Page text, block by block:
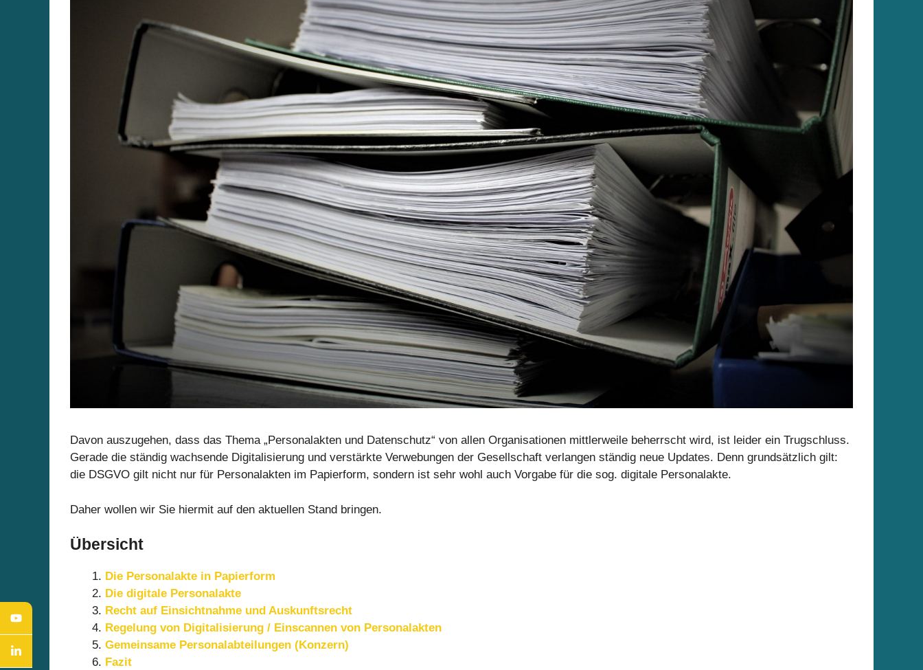
Davon auszugehen, dass das Thema „Personalakten und Datenschutz“ von allen Organisationen mittlerweile beherrscht wird, ist leider ein Trugschluss.
Gerade die ständig wachsende Digitalisierung und verstärkte Verwebungen der Gesellschaft verlangen ständig neue Updates. Denn grundsätzlich gilt:
die DSGVO gilt nicht nur für Personalakten im Papierform, sondern ist sehr wohl auch Vorgabe für die sog. digitale Personalakte.
Daher wollen wir Sie hiermit auf den aktuellen Stand bringen.
Übersicht
Die Personalakte in Papierform
Die digitale Personalakte
Recht auf Einsichtnahme und Auskunftsrecht
Regelung von Digitalisierung / Einscannen von Personalakten
Gemeinsame Personalabteilungen (Konzern)
Fazit